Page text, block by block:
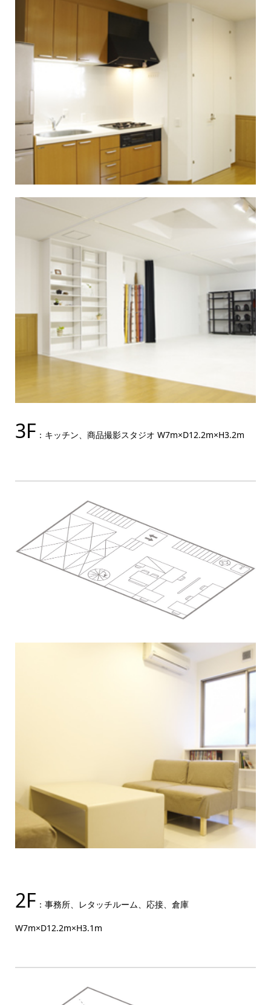
3F ：キッチン、商品撮影スタジオ W7m×D12.2m×H3.2m
2F ：事務所、レタッチルーム、応接、倉庫
W7m×D12.2m×H3.1m